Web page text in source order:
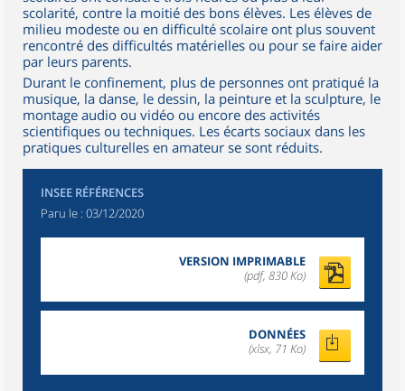
scolarité, contre la moitié des bons élèves. Les élèves de
milieu modeste ou en difficulté scolaire ont plus souvent
rencontré des difficultés matérielles ou pour se faire aider
par leurs parents.
Durant le confinement, plus de personnes ont pratiqué la
musique, la danse, le dessin, la peinture et la sculpture, le
montage audio ou vidéo ou encore des activités
scientifiques ou techniques. Les écarts sociaux dans les
pratiques culturelles en amateur se sont réduits.
INSEE RÉFÉRENCES
Paru le : 03/12/2020
VERSION IMPRIMABLE
(pdf, 830 Ko)
DONNÉES
(xlsx, 71 Ko)